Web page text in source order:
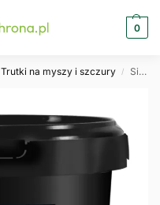
0
Trutki na myszy i szczury / Silna trutka na myszy i szczury ziarno VACO PRO 3kg